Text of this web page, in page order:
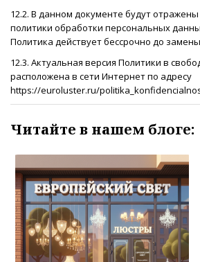
12.2. В данном документе будут
политики обработки персональных
Политика действует бессрочно до
12.3. Актуальная версия Политики в
расположена в сети Интернет по адресу
https://euroluster.ru/
Читайте в нашем блоге: